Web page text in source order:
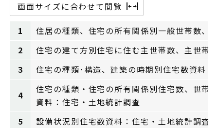
画面サイズに合わせて閲覧
1
住居の種類、住宅の所有関係別一般世帯数
2
住宅の建て方別住宅に住む主世帯数、主世
3
住宅の種類･構造、建築の時期別住宅数資料
4
住宅の種類・住宅の所有関係別住宅数、世帯
資料：住宅・土地統計調査
5
設備状況別住宅数資料：住宅・土地統計調査